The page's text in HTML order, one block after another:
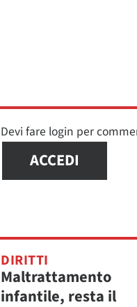
Devi fare login per
ACCEDI
DIRITTI
Maltrattamento
infantile, resta il